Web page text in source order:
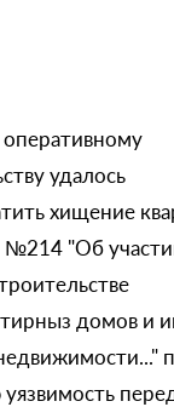
оперативному
удалось
хищение
"Об
домов и